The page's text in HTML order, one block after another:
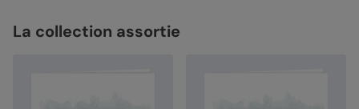
La collection assortie